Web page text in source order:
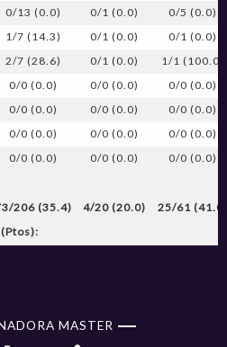
0/13 (0.0) 0/1 (0.0)
0/5 (0.0)
1/7 (14.3) 0/1 (0.0)
0/1 (0.0)
2/7 (28.6) 0/1 (0.0)
1/1 (100.0)
0/0 (0.0) 0/0 (0.0)
0/0 (0.0)
0/0 (0.0) 0/0 (0.0)
0/0 (0.0)
0/0 (0.0) 0/0 (0.0)
0/0 (0.0)
0/0 (0.0) 0/0 (0.0)
0/0 (0.0)
206 (35.4) 4/20 (20.0)
25/61 (41.0)
MASTER